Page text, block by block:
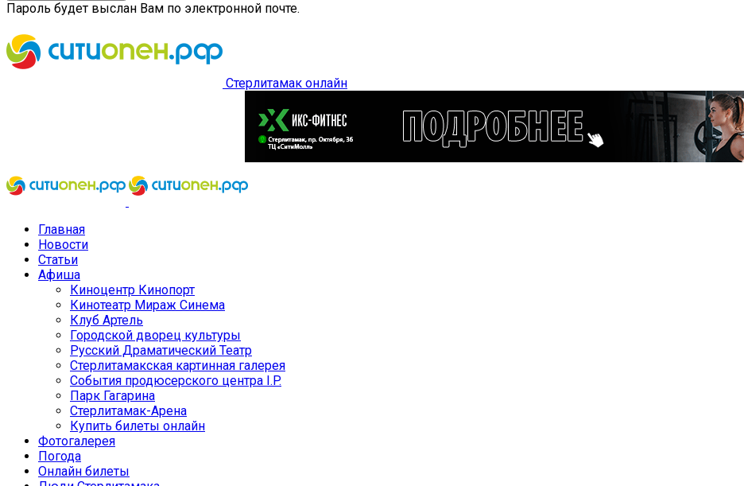
Пароль будет выслан Вам по электронной почте.
Стерлитамак онлайн
Главная
Новости
Статьи
Афиша
Киноцентр Кинопорт
Кинотеатр Мираж Синема
Клуб Артель
Городской дворец культуры
Русский Драматический Театр
Стерлитамакская картинная галерея
События продюсерского центра I.P.
Парк Гагарина
Стерлитамак-Арена
Купить билеты онлайн
Фотогалерея
Погода
Онлайн билеты